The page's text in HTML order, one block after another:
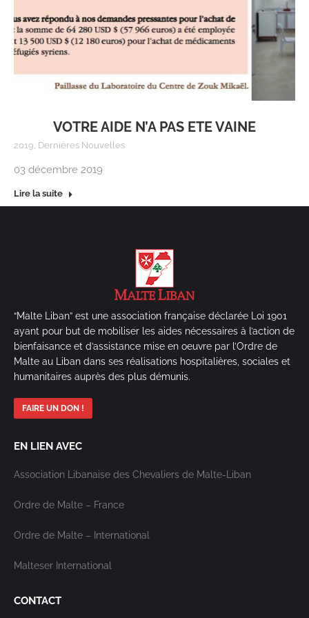
VOTRE AIDE N’A PAS ETE VAINE
2019, Dernières Nouvelles
03 décembre 2019
Lire la suite
“Malte Liban” est une association française déclarée Loi 1901
ayant pour but de mobiliser les aides nécessaires à l’action de
bienfaisance et d’assistance mise en oeuvre par l’Ordre de
Malte au Liban dans ses réalisations hospitalières, sociales et
humanitaires auprès des plus démunis.
FAIRE UN DON !
EN LIEN AVEC
Association Libanaise des Chevaliers de Malte-Liban
Ordre de Malte – France
Ordre de Malte – International
Malteser International
CONTACT